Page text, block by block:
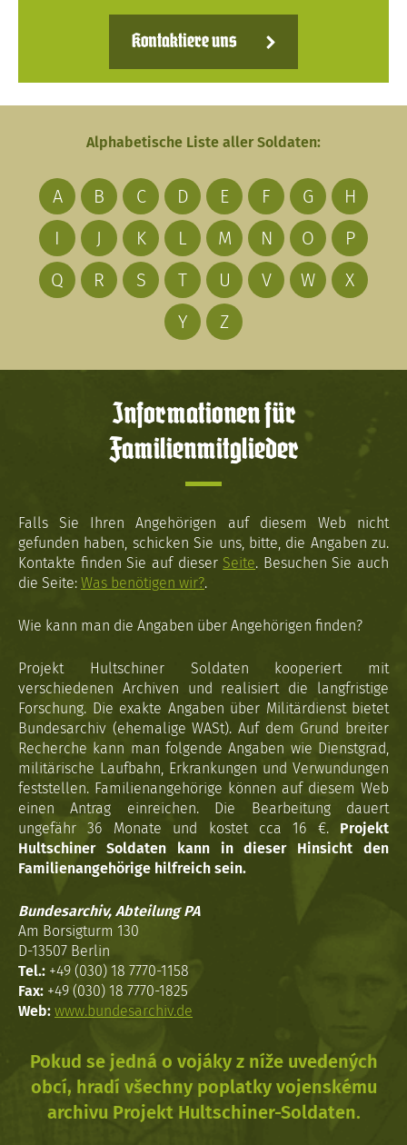
Kontaktiere uns
Alphabetische Liste aller Soldaten:
A B C D E F G
H
I
J K L M N O
P
Q
R S T U V W
X
Y
Z
Informationen für
Familienmitglieder
Falls Sie Ihren Angehörigen auf diesem Web nicht
gefunden haben, schicken Sie uns, bitte, die Angaben zu.
Kontakte finden Sie auf dieser Seite. Besuchen Sie auch
die Seite: Was benötigen wir?.
Wie kann man die Angaben über Angehörigen finden?
Projekt Hultschiner Soldaten kooperiert mit
verschiedenen Archiven und realisiert die langfristige
Forschung. Die exakte Angaben über Militärdienst bietet
Bundesarchiv (ehemalige WASt). Auf dem Grund breiter
Recherche kann man folgende Angaben wie Dienstgrad,
militärische Laufbahn, Erkrankungen und Verwundungen
feststellen. Familienangehörige können auf diesem Web
einen Antrag einreichen. Die Bearbeitung dauert
ungefähr 36 Monate und kostet cca 16 €. Projekt
Hultschiner Soldaten kann in dieser Hinsicht den
Familienangehörige hilfreich sein.
Bundesarchiv, Abteilung PA
Am Borsigturm 130
D-13507 Berlin
Tel.: +49 (030) 18 7770-1158
Fax: +49 (030) 18 7770-1825
Web: www.bundesarchiv.de
Pokud se jedná o vojáky z níže uvedených
obcí, hradí všechny poplatky vojenskému
archivu Projekt Hultschiner-Soldaten.